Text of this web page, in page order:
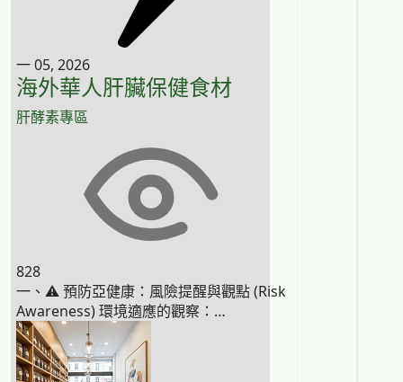
一 05, 2026
海外華人肝臟保健食材
肝酵素專區
828
一、⚠️ 預防亞健康：風險提醒與觀點 (Risk
Awareness) 環境適應的觀察：…